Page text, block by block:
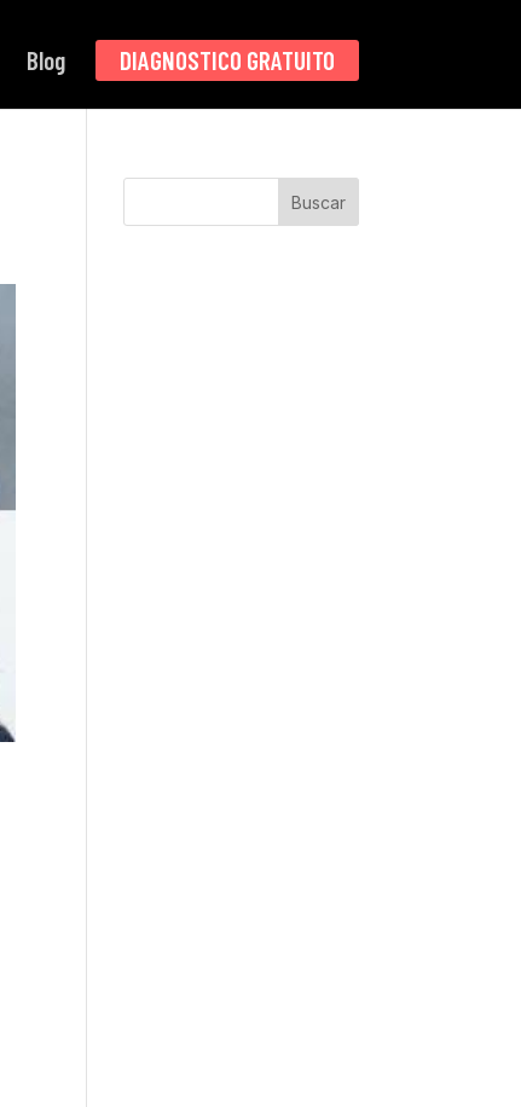
Blog DIAGNOSTICO GRATUITO
Buscar